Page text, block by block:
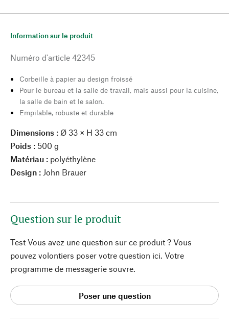
Information sur le produit
Numéro d'article 42345
Corbeille à papier au design froissé
Pour le bureau et la salle de travail, mais aussi pour la cuisine,
la salle de bain et le salon.
Empilable, robuste et durable
Dimensions : Ø 33 × H 33 cm
Poids : 500 g
Matériau : polyéthylène
Design : John Brauer
Question sur le produit
Test Vous avez une question sur ce produit ? Vous
pouvez volontiers poser votre question ici. Votre
programme de messagerie souvre.
Poser une question